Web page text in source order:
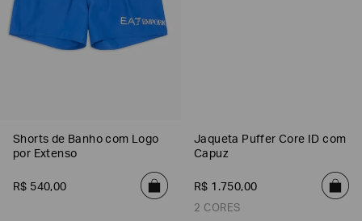
Shorts de Banho com Logo
por Extenso
R$ 540,00
Jaqueta Puffer Core ID com
Capuz
R$ 1 .750,00
2 CORES
nos
contar
você?